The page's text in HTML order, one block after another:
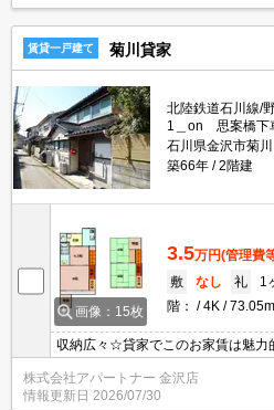
賃貸一戸建て 菊川貸家
北陸鉄道石川線/
1＿on 思案橋下
石川県金沢市菊川
築66年
2階建
画像：15枚
3.5万円(管理費
敷
なし 礼
1
階：
4K
収納広々☆貸家でこのお家賃は魅力
株式会社アパートナー 金沢店
情報更新日 2026/07/30